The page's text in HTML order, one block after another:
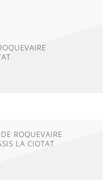
ROQUEVAIRE
LA CIOTAT